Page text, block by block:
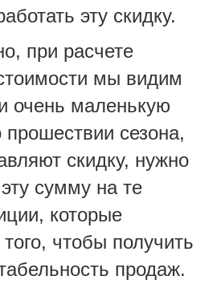
эту скидку.
при расчете
мы видим
очень маленькую
сезона,
скидку, нужно
сумму на те
которые
чтобы получить
продаж.